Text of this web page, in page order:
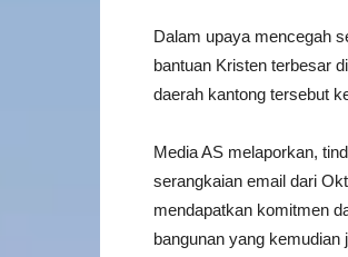
Dalam upaya mencegah
bantuan Kristen terbesar
daerah kantong tersebut
Media AS melaporkan,
serangkaian email dari
mendapatkan komitmen
bangunan yang